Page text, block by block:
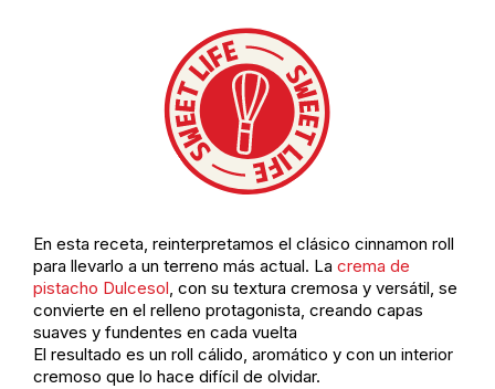
En esta receta, reinterpretamos el clásico cinnamon roll
para llevarlo a un terreno más actual. La crema de
pistacho Dulcesol, con su textura cremosa y versátil, se
convierte en el relleno protagonista, creando capas
suaves y fundentes en cada vuelta
El resultado es un roll cálido, aromático y con un interior
cremoso que lo hace difícil de olvidar.